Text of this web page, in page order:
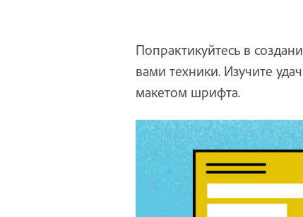
Попрактикуйтесь в
вами техники. Изучите
макетом шрифта.